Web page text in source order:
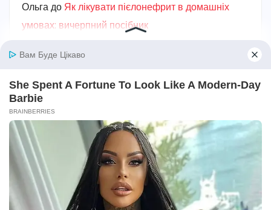
Ольга до Як лікувати пієлонефрит в домашніх
умовах: вичерпний посібник
Марiядо Як проявляється цистит: основні
Карина
домашніх умовах: ефективні кроки для
полегшення
Ганна
Від чого з’являється пісок у нирках:
головні причини та ризики